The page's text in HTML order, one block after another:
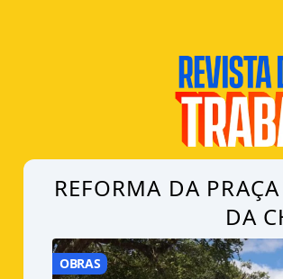
REFORMA DA
DA
OBRAS